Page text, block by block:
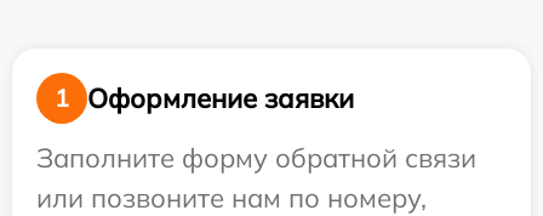
1
Оформление заявки
Заполните форму обратной связи
или позвоните нам по номеру,